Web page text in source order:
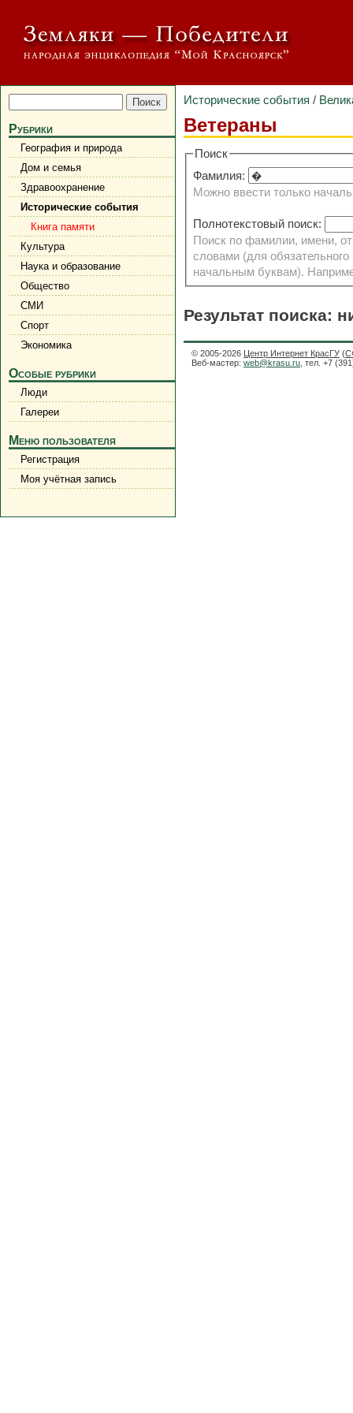
Рубрики
География и природа
Дом и семья
Здравоохранение
Исторические события
Книга памяти
Культура
Наука и образование
Общество
СМИ
Спорт
Экономика
Особые рубрики
Люди
Галереи
Меню пользователя
Регистрация
Моя учётная запись
Исторические события /
Ветераны
Поиск
Фамилия:
Можно ввести только
Полнотекстовый поиск:
Поиск по фамилии, имени,
словами (для
начальным буквам).
Результат поиска:
© 2005-2026 Центр Интернет КрасГУ (
Веб-мастер: web@krasu.ru , тел. +7